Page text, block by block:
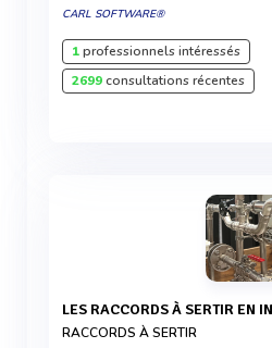
CARL SOFTWARE®
1professionnels intéressés
2699consultations récentes
LES RACCORDS À SERTIR EN
RACCORDS À SERTIR